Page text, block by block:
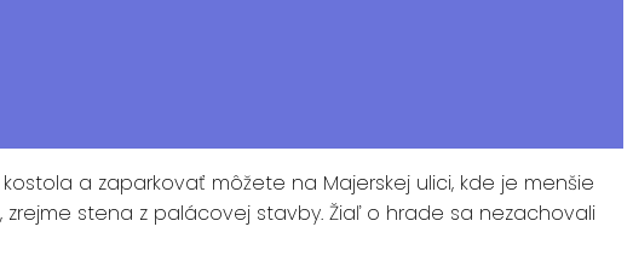
a zaparkovať môžete na Majerskej ulici, kde je menšie
stena z palácovej stavby. Žiaľ o hrade sa nezachovali